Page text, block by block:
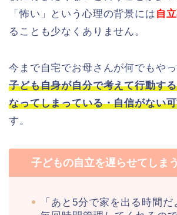
「怖い」という心理の背景には 自
ることも少なくありません。
今まで自宅でお母さんが何でもやっ
子ども自身が自分で考えて行動す
なってしまっている・自信がない
す。
子どもの自立を遅らせてしま
「あと5分で家を出る時間